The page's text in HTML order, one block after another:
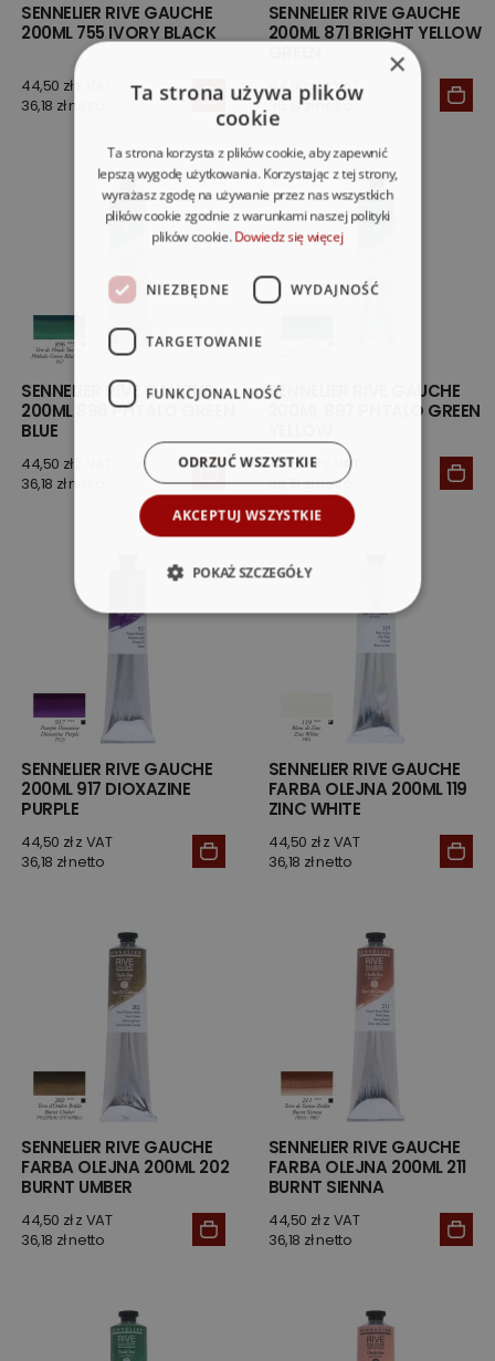
SENNELIER RIVE GAUCHE
200ML 755 IVORY BLACK
44,50 zł z VAT
36,18 zł netto
SENNELIER RIVE GAUCHE
200ML 871 BRIGHT YELLOW
44,50 zł z VAT
36,18 zł netto
SENNELIER RIVE GAUCHE
200ML 896 PHTALO GREEN
BLUE
44,50 zł z VAT
36,18 zł netto
SENNELIER RIVE GAUCHE
200ML 897 PHTALO GREEN
44,50 zł z VAT
36,18 zł netto
SENNELIER RIVE GAUCHE
200ML 917 DIOXAZINE
PURPLE
44,50 zł z VAT
36,18 zł netto
SENNELIER RIVE GAUCHE
FARBA OLEJNA 200ML 119
ZINC WHITE
44,50 zł z VAT
36,18 zł netto
SENNELIER RIVE GAUCHE
FARBA OLEJNA 200ML 202
BURNT UMBER
44,50 zł z VAT
36,18 zł netto
SENNELIER RIVE GAUCHE
FARBA OLEJNA 200ML 211
BURNT SIENNA
44,50 zł z VAT
36,18 zł netto
×
Ta strona używa plików
cookie
Ta strona korzysta z plików cookie, aby zapewnić
lepszą wygodę użytkowania. Korzystając z tej strony,
wyrażasz zgodę na używanie przez nas wszystkich
plików cookie zgodnie z warunkami naszej polityki
plików cookie.Dowiedz się więcej
NIEZBĘDNE WYDAJNOŚĆ
TARGETOWANIE
FUNKCJONALNOŚĆ
AKCEPTUJ WSZYSTKIE
ODRZUĆ WSZYSTKIE
POKAŻ SZCZEGÓŁY